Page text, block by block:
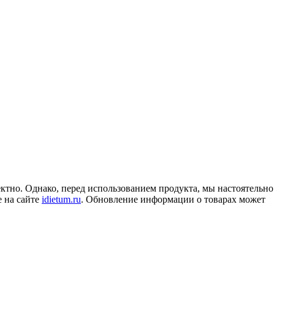
Однако, перед использованием продукта, мы настоятельно
на сайте idietum.ru. Обновление информации о товарах может